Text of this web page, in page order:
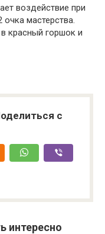
воздействие при
очка мастерства.
красный горшок и
с
интересно